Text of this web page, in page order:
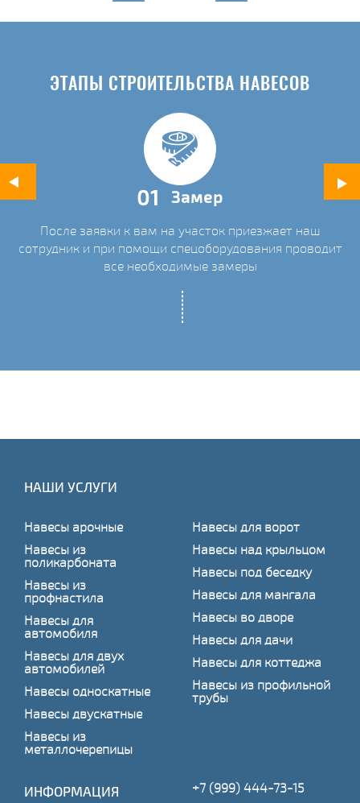
ЭТАПЫ СТРОИТЕЛЬСТВА НАВЕСОВ
01 Замер
После заявки к вам на участок приезжает наш
сотрудник и при помощи спецоборудования проводит
все необходимые замеры
НАШИ УСЛУГИ
Навесы арочные
Навесы из
поликарбоната
Навесы из
профнастила
Навесы для
автомобиля
Навесы для двух
автомобилей
Навесы односкатные
Навесы двускатные
Навесы из
металлочерепицы
Навесы для ворот
Навесы над крыльцом
Навесы под беседку
Навесы для мангала
Навесы во дворе
Навесы для дачи
Навесы для коттеджа
Навесы из профильной
трубы
ИНФОРМАЦИЯ +7 (999) 444-73-15